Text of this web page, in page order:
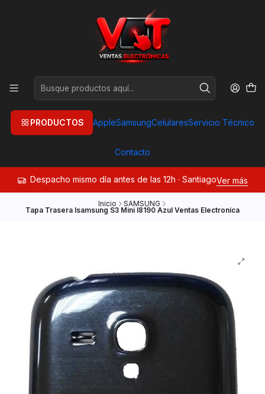
PRODUCTOS AppleSamsungCelularesServicio Técnico
Contacto
Despacho mismo día antes de las 12h · SantiagoVer más
Inicio SAMSUNG
Tapa Trasera Isamsung S3 Mini I8190 Azul Ventas Electronica